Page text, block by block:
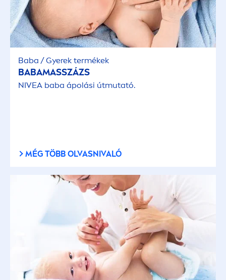
Baba / Gyerek termékek
BABAMASSZÁZS
NIVEA baba ápolási útmutató.
MÉG TÖBB OLVASNIVALÓ